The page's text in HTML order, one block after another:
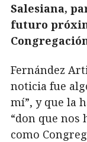
Salesiana,
futuro
Fernández
noticia fue
mí”, y que la
“don que nos
como